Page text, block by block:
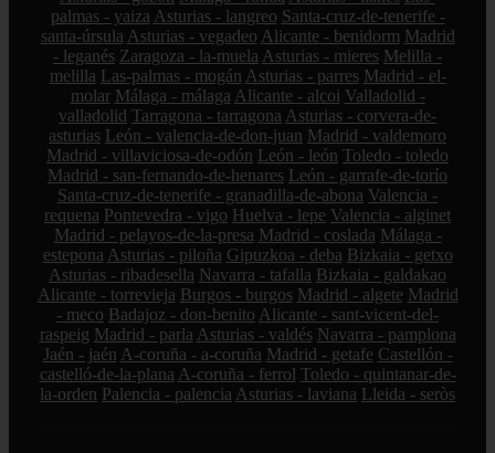
palmas - yaiza Asturias - langreo Santa-cruz-de-tenerife -
santa-úrsula Asturias - vegadeo Alicante - benidorm Madrid
- leganés Zaragoza - la-muela Asturias - mieres Melilla -
melilla Las-palmas - mogán Asturias - parres Madrid - el-
molar Málaga - málaga Alicante - alcoi Valladolid -
valladolid Tarragona - tarragona Asturias - corvera-de-
asturias León - valencia-de-don-juan Madrid - valdemoro
Madrid - villaviciosa-de-odón León - león Toledo - toledo
Madrid - san-fernando-de-henares León - garrafe-de-torío
Santa-cruz-de-tenerife - granadilla-de-abona Valencia -
requena Pontevedra - vigo Huelva - lepe Valencia - alginet
Madrid - pelayos-de-la-presa Madrid - coslada Málaga -
estepona Asturias - piloña Gipuzkoa - deba Bizkaia - getxo
Asturias - ribadesella Navarra - tafalla Bizkaia - galdakao
Alicante - torrevieja Burgos - burgos Madrid - algete Madrid
- meco Badajoz - don-benito Alicante - sant-vicent-del-
raspeig Madrid - parla Asturias - valdés Navarra - pamplona
Jaén - jaén A-coruña - a-coruña Madrid - getafe Castellón -
castelló-de-la-plana A-coruña - ferrol Toledo - quintanar-de-
la-orden Palencia - palencia Asturias - laviana Lleida - seròs